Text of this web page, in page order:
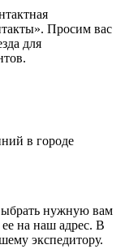
Просим вас
для
в городе
нужную вам
на наш адрес. В
экспедитору.